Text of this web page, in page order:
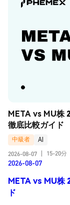
META vs MU株
徹底比較ガイド
中級者
AI
2026-08-07
15-20分
2026-08-07
META vs MU株
ド